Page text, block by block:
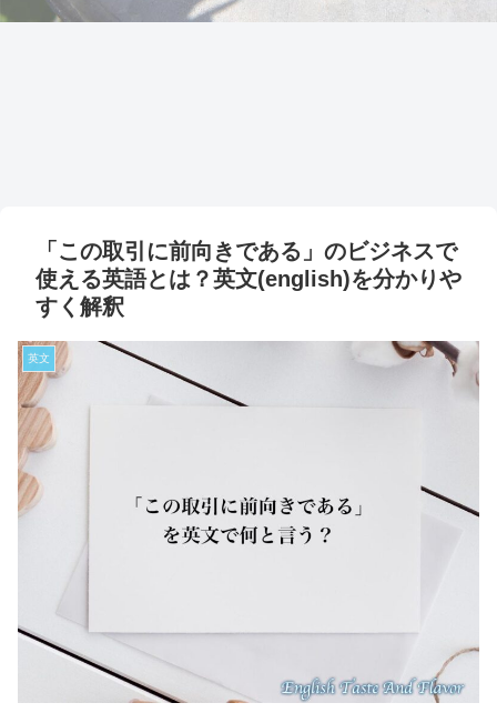
「この取引に前向きである」のビジネスで
使える英語とは？英文(english)を分かりや
すく解釈
英文